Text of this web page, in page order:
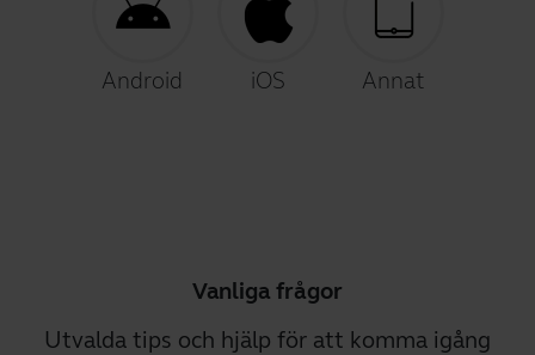
Android iOS Annat
Vanliga frågor
Utvalda tips och hjälp för att komma igång